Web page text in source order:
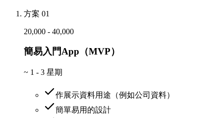
方案 01
20,000 - 40,000
簡易入門App（MVP）
~ 1 - 3 星期
作展示資料用途（例如公司資料）
簡單易用的設計